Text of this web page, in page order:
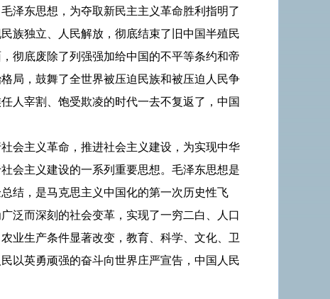
泽东思想，为夺取新民主主义革命胜利指明了
族独立、人民解放，彻底结束了旧中国半殖民
彻底废除了列强强加给中国的不平等条约和帝
局，鼓舞了全世界被压迫民族和被压迫人民争
人宰割、饱受欺凌的时代一去不复返了，中国
会主义革命，推进社会主义建设，为实现中华
会主义建设的一系列重要思想。毛泽东思想是
结，是马克思主义中国化的第一次历史性飞
泛而深刻的社会变革，实现了一穷二白、人口
业生产条件显著改变，教育、科学、文化、卫
以英勇顽强的奋斗向世界庄严宣告，中国人民